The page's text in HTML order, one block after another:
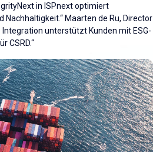
in ISPnext optimiert
Maarten de Ru, Director
Integration unterstützt Kunden mit ESG-
CSRD.“